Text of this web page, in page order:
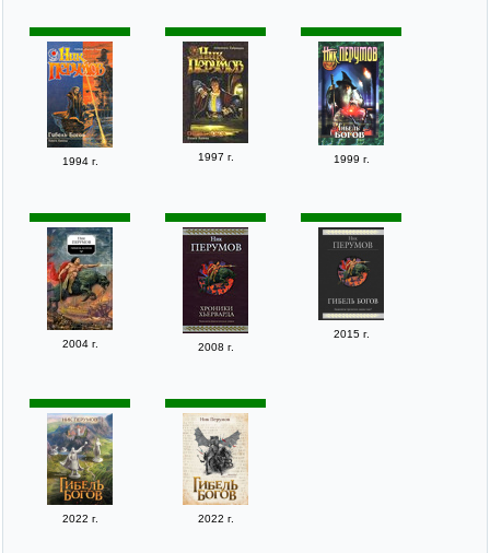
1994 г. 1997 г. 1999 г.
2004 г. 2008 г.
2015 г.
2022 г. 2022 г.